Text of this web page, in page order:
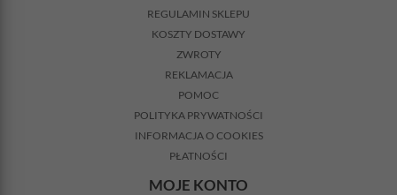
REGULAMIN SKLEPU
KOSZTY DOSTAWY
ZWROTY
REKLAMACJA
POMOC
POLITYKA PRYWATNOŚCI
INFORMACJA O COOKIES
PŁATNOŚCI
MOJE KONTO